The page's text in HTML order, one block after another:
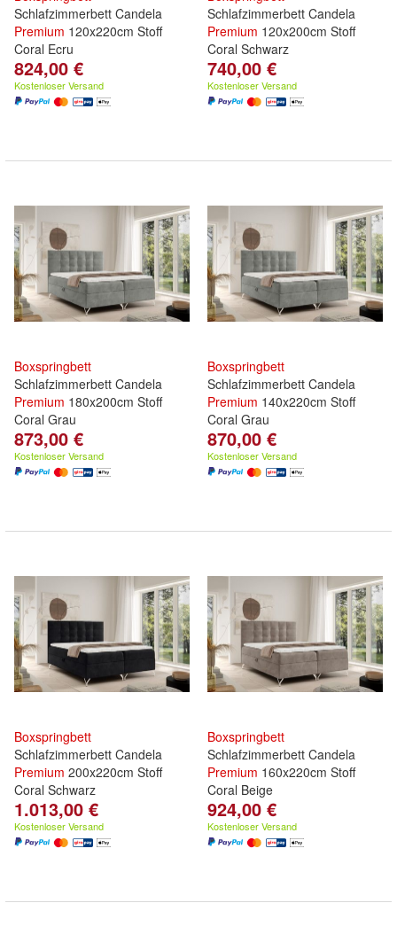
Schlafzimmerbett Candela
Premium 120x220cm Stoff
Coral Ecru
824,00 €
Kostenloser Versand
Schlafzimmerbett Candela
Premium 120x200cm Stoff
Coral Schwarz
740,00 €
Kostenloser Versand
Boxspringbett
Schlafzimmerbett Candela
Premium 180x200cm Stoff
Coral Grau
873,00 €
Kostenloser Versand
Boxspringbett
Schlafzimmerbett Candela
Premium 140x220cm Stoff
Coral Grau
870,00 €
Kostenloser Versand
Boxspringbett
Schlafzimmerbett Candela
Premium 200x220cm Stoff
Coral Schwarz
1.013,00 €
Kostenloser Versand
Boxspringbett
Schlafzimmerbett Candela
Premium 160x220cm Stoff
Coral Beige
924,00 €
Kostenloser Versand